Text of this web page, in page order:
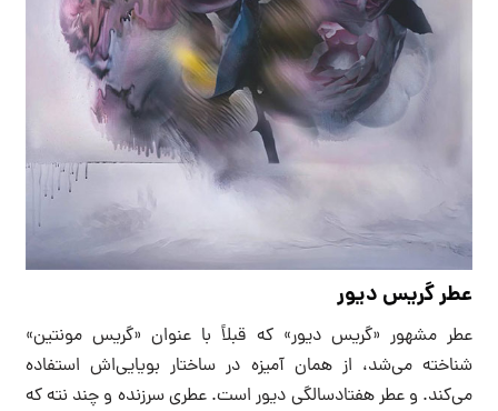
عطر گریس‌ دیور
عطر مشهور «گریس دیور»‌ که قبلاً با عنوان «گریس مونتین»
شناخته می‌شد، از همان آمیزه در ساختار بویایی‌اش استفاده
می‌کند. و عطر هفتادسالگی دیور است. عطری سرزنده و چند نته که